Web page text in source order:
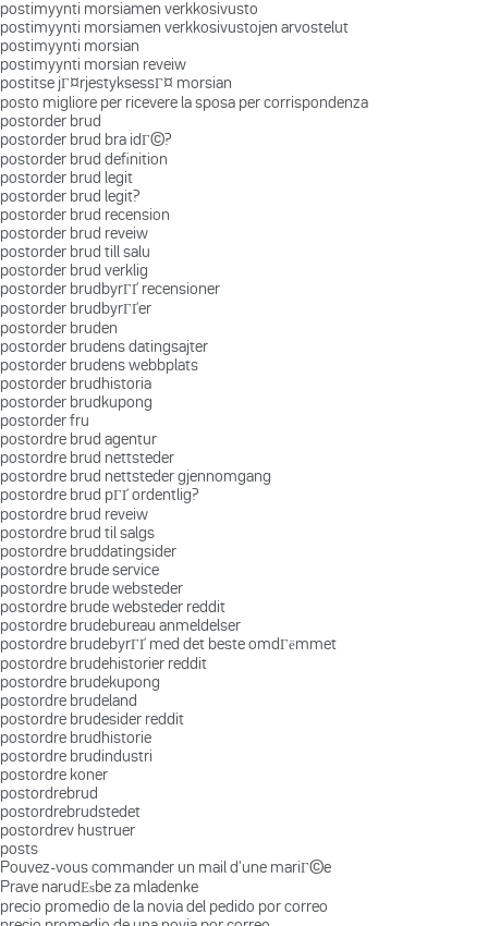
postimyynti morsiamen verkkosivusto
postimyynti morsiamen verkkosivustojen arvostelut
postimyynti morsian
postimyynti morsian reveiw
postitse jГ¤rjestyksessГ¤ morsian
posto migliore per ricevere la sposa per corrispondenza
postorder brud
postorder brud bra idГ©?
postorder brud definition
postorder brud legit
postorder brud legit?
postorder brud recension
postorder brud reveiw
postorder brud till salu
postorder brud verklig
postorder brudbyrГҐ recensioner
postorder brudbyrГҐer
postorder bruden
postorder brudens datingsajter
postorder brudens webbplats
postorder brudhistoria
postorder brudkupong
postorder fru
postordre brud agentur
postordre brud nettsteder
postordre brud nettsteder gjennomgang
postordre brud pГҐ ordentlig?
postordre brud reveiw
postordre brud til salgs
postordre bruddatingsider
postordre brude service
postordre brude websteder
postordre brude websteder reddit
postordre brudebureau anmeldelser
postordre brudebyrГҐ med det beste omdГёmmet
postordre brudehistorier reddit
postordre brudekupong
postordre brudeland
postordre brudesider reddit
postordre brudhistorie
postordre brudindustri
postordre koner
postordrebrud
postordrebrudstedet
postordrev hustruer
posts
Pouvez-vous commander un mail d'une mariГ©e
Prave narudЕѕbe za mladenke
precio promedio de la novia del pedido por correo